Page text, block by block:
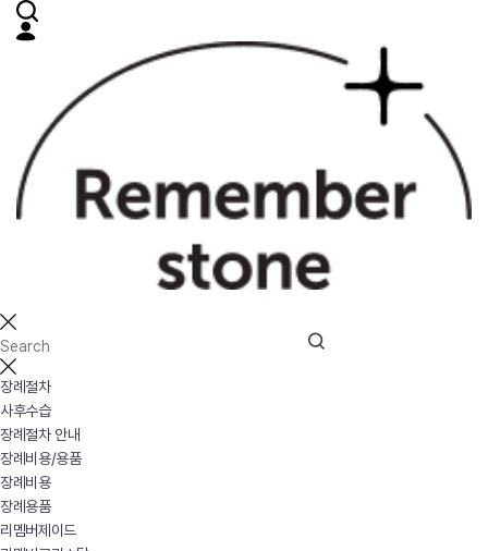
장례절차
사후수습
장례절차 안내
장례비용/용품
장례비용
장례용품
리멤버제이드